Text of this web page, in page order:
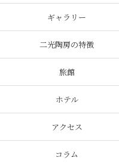
ギャラリー
二光陶房の特徴
旅館
ホテル
アクセス
コラム